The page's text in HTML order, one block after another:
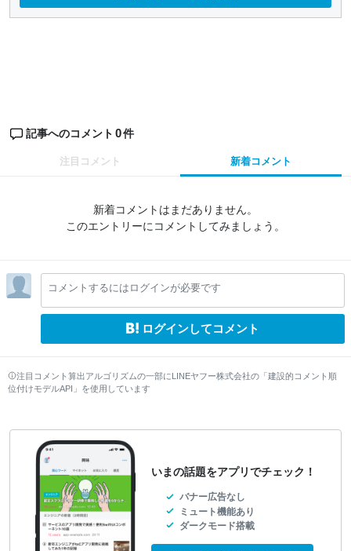
記事へのコメント 0件
注目コメント 新着コメント
新着コメントはまだありません。
このエントリーにコメントしてみましょう。
コメントするにはログインが必要です
ログインしてコメント
注目コメント算出アルゴリズムの一部にLINEヤフー株式会社の「建設的コメント順
位付けモデルAPI」を使用しています
いまの話題をアプリでチェック！
バナー広告なし
ミュート機能あり
ダークモード搭載